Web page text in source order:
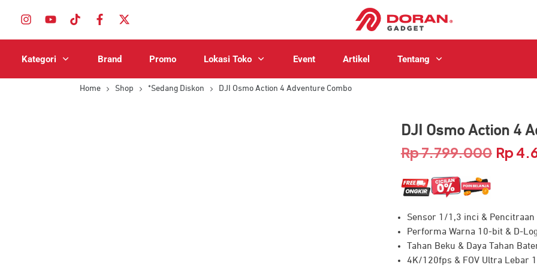
Kategori Brand Promo Lokasi Toko Event Artikel Tentang
Home Shop *Sedang Diskon DJI Osmo Action 4 Adventure Combo
DJI Osmo Action 4
Rp7.799.000 Harga
Rp
Rp
Sensor 1/1,3 inci & Pencitraan
Performa Warna 10-bit & D-
Tahan Beku & Daya Tahan
4K/120fps & FOV Ultra Lebar